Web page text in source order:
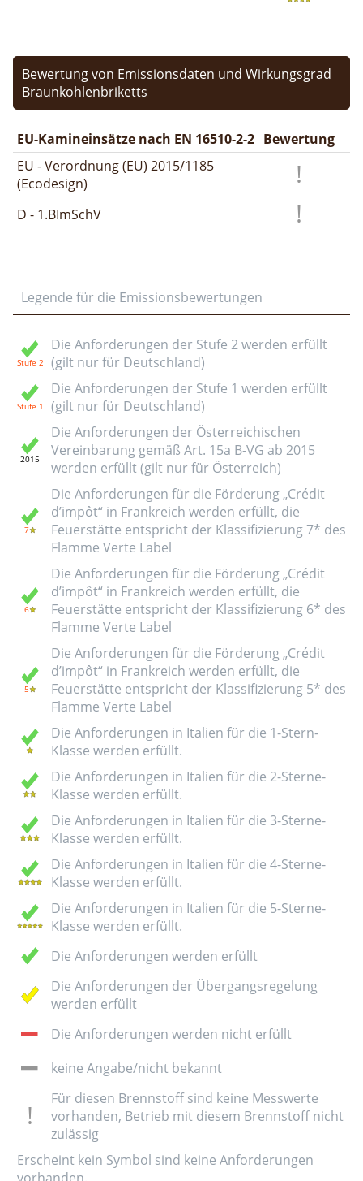
Bewertung von Emissionsdaten und Wirkungsgrad
Braunkohlenbriketts
EU-Kamineinsätze nach EN 16510-2-2 Bewertung
EU - Verordnung (EU) 2015/1185
(Ecodesign)
D - 1.BImSchV
Legende für die Emissionsbewertungen
Die Anforderungen der Stufe 2 werden erfüllt
(gilt nur für Deutschland)
Die Anforderungen der Stufe 1 werden erfüllt
(gilt nur für Deutschland)
Die Anforderungen der Österreichischen
Vereinbarung gemäß Art. 15a B-VG ab 2015
werden erfüllt (gilt nur für Österreich)
Die Anforderungen für die Förderung „Crédit
d’impôt“ in Frankreich werden erfüllt, die
Feuerstätte entspricht der Klassifizierung 7* des
Flamme Verte Label
Die Anforderungen für die Förderung „Crédit
d’impôt“ in Frankreich werden erfüllt, die
Feuerstätte entspricht der Klassifizierung 6* des
Flamme Verte Label
Die Anforderungen für die Förderung „Crédit
d’impôt“ in Frankreich werden erfüllt, die
Feuerstätte entspricht der Klassifizierung 5* des
Flamme Verte Label
Die Anforderungen in Italien für die 1-Stern-
Klasse werden erfüllt.
Die Anforderungen in Italien für die 2-Sterne-
Klasse werden erfüllt.
Die Anforderungen in Italien für die 3-Sterne-
Klasse werden erfüllt.
Die Anforderungen in Italien für die 4-Sterne-
Klasse werden erfüllt.
Die Anforderungen in Italien für die 5-Sterne-
Klasse werden erfüllt.
Die Anforderungen werden erfüllt
Die Anforderungen der Übergangsregelung
werden erfüllt
Die Anforderungen werden nicht erfüllt
keine Angabe/nicht bekannt
Für diesen Brennstoff sind keine Messwerte
vorhanden, Betrieb mit diesem Brennstoff nicht
zulässig
Erscheint kein Symbol sind keine Anforderungen